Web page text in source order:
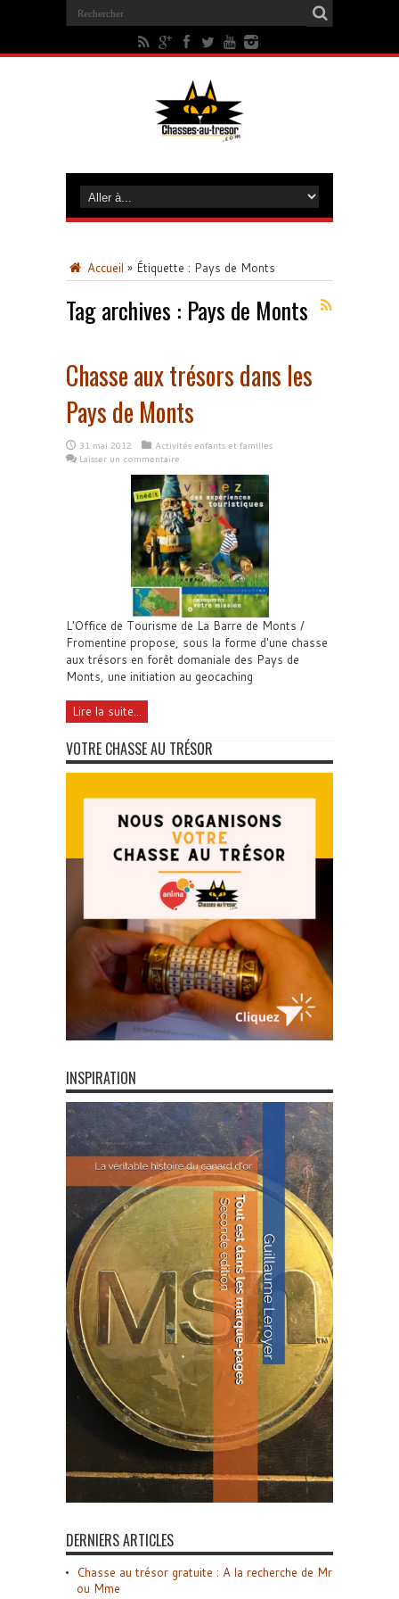
Accueil » Étiquette : Pays de Monts
Tag archives : Pays de Monts
Chasse aux trésors dans les
Pays de Monts
31 mai 2012
Activités enfants et familles
Laisser un commentaire
L'Office de Tourisme de La Barre de Monts /
Fromentine propose, sous la forme d'une chasse
aux trésors en forêt domaniale des Pays de
Monts, une initiation au geocaching
Lire la suite...
VOTRE CHASSE AU TRÉSOR
INSPIRATION
DERNIERS ARTICLES
Chasse au trésor gratuite : A la recherche de Mr
ou Mme